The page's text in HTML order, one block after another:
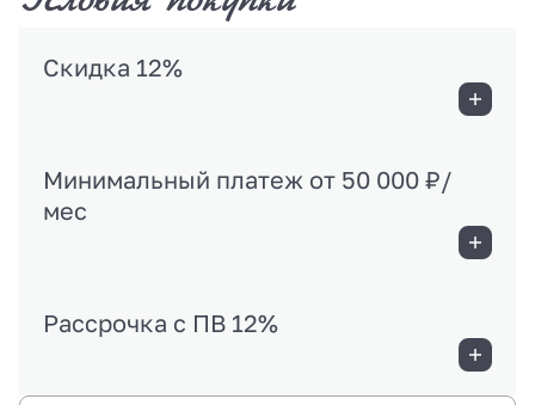
Скидка 12%
Минимальный платеж от 50 000 ₽/
мес
Рассрочка с ПВ 12%